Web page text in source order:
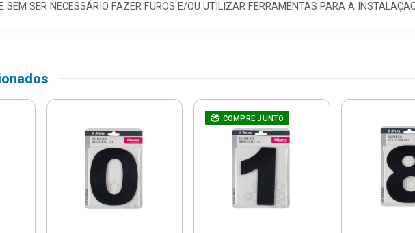
SEM SER NECESSÁRIO FAZER FUROS E/OU UTILIZAR FERRAMENTAS PARA A
COMPRE JUNTO